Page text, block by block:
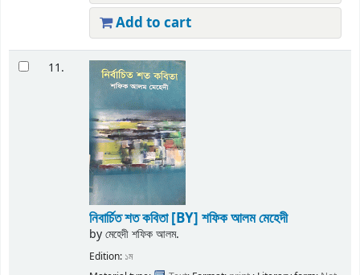
Add to cart
11.
নিবার্চিত শত কবিতা[BY] শফিক আলম মেহেদী
byমেহেদী শফিক আলম.
Edition: ১ম